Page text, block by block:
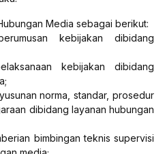
Media sebagai berikut:
kebijakan dibidang
kebijakan dibidang
norma, standar, prosedur
dibidang layanan hubungan
bimbingan teknis supervisi